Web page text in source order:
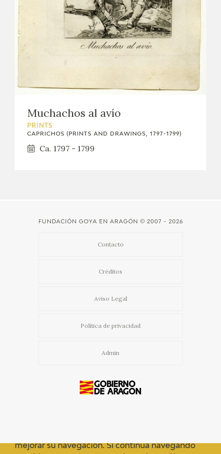
EDUCA
Muchachos al avío
PRINTS
CAPRICHOS (PRINTS AND DRAWINGS, 1797-1799)
Ca. 1797 - 1799
FUNDACIÓN GOYA EN ARAGÓN © 2007 - 2026
Contacto
Créditos
Aviso Legal
Política de privacidad
Admin
mejorar su navegación. Si continua navegando